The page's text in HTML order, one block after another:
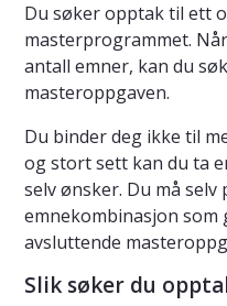
Du søker opptak til ett
masterprogrammet.
antall emner, kan du
masteroppgaven.
Du binder deg ikke til
og stort sett kan du ta
selv ønsker. Du må selv
emnekombinasjon
avsluttende
Slik søker du